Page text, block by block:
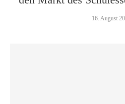
16. August